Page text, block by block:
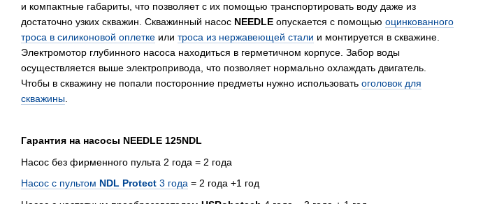
и компактные габариты, что позволяет с их помощью транспортировать воду даже из
достаточно узких скважин. Скважинный насос NEEDLE опускается с помощью оцинкованного
троса в силиконовой оплетке или троса из нержавеющей стали и монтируется в скважине.
Электромотор глубинного насоса находиться в герметичном корпусе. Забор воды
осуществляется выше электропривода, что позволяет нормально охлаждать двигатель.
Чтобы в скважину не попали посторонние предметы нужно использовать оголовок для
скважины
Гарантия на насосы NEEDLE 125NDL
Насос без фирменного пульта 2 года = 2 года
Насос с пультом NDL Protect 3 года = 2 года +1 год